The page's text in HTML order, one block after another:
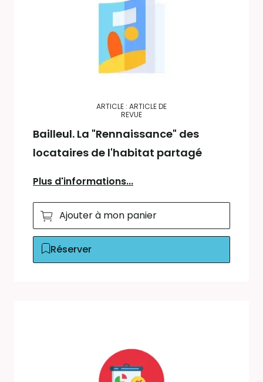
ARTICLE : ARTICLE DE
REVUE
Bailleul. La "Rennaissance" des
locataires de l'habitat partagé
Plus d'informations...
Ajouter à mon panier
Réserver